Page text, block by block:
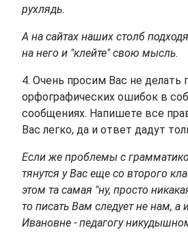
рухлядь.
А на сайтах наших столб
на него и "клейте" свою мысль.
4. Очень просим Вас не делать
орфографических ошибок в
сообщениях. Напишете все
Вас легко, да и ответ дадут
Если же проблемы с
тянутся у Вас еще со второго
этом та самая "ну, просто
то писать Вам следует не нам,
Ивановне - педагогу